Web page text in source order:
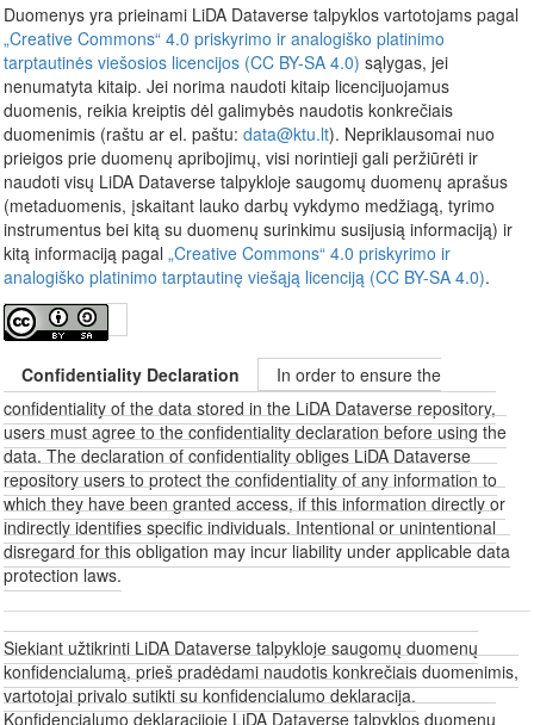
Duomenys yra prieinami LiDA Dataverse talpyklos vartotojams pagal
„Creative Commons“ 4.0 priskyrimo ir analogiško platinimo
tarptautinės viešosios licencijos (CC BY-SA 4.0) sąlygas, jei
nenumatyta kitaip. Jei norima naudoti kitaip licencijuojamus
duomenis, reikia kreiptis dėl galimybės naudotis konkrečiais
duomenimis (raštu ar el. paštu: data@ktu.lt). Nepriklausomai nuo
prieigos prie duomenų apribojimų, visi norintieji gali peržiūrėti ir
naudoti visų LiDA Dataverse talpykloje saugomų duomenų aprašus
(metaduomenis, įskaitant lauko darbų vykdymo medžiagą, tyrimo
instrumentus bei kitą su duomenų surinkimu susijusią informaciją) ir
kitą informaciją pagal „Creative Commons“ 4.0 priskyrimo ir
analogiško platinimo tarptautinę viešąją licenciją (CC BY-SA 4.0).
Confidentiality Declaration
In order to ensure the
confidentiality of the data stored in the LiDA Dataverse repository,
users must agree to the confidentiality declaration before using the
data. The declaration of confidentiality obliges LiDA Dataverse
repository users to protect the confidentiality of any information to
which they have been granted access, if this information directly or
indirectly identifies specific individuals. Intentional or unintentional
disregard for this obligation may incur liability under applicable data
protection laws.
Siekiant užtikrinti LiDA Dataverse talpykloje saugomų duomenų
konfidencialumą, prieš pradėdami naudotis konkrečiais duomenimis,
vartotojai privalo sutikti su konfidencialumo deklaracija.
Konfidencialumo deklaracijoje LiDA Dataverse talpyklos duomenų